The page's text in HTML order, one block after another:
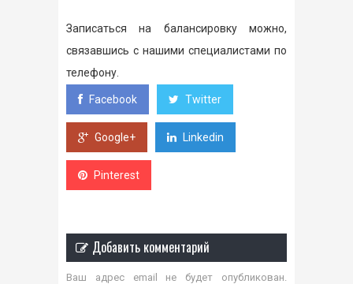
Записаться на балансировку можно,
связавшись с нашими специалистами по
телефону.
Facebook Twitter
Google+ Linkedin
Pinterest
Добавить комментарий
Ваш адрес email не будет опубликован.